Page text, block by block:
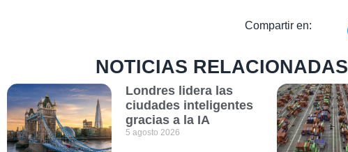
Compartir en:
NOTICIAS RELACIONADAS
Londres lidera las
ciudades inteligentes
gracias a la IA
5 agosto 2026